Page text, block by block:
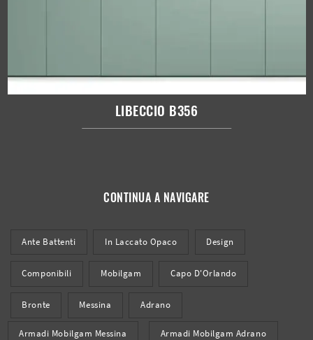
LIBECCIO B356
CONTINUA A NAVIGARE
Ante Battenti In Laccato Opaco Design
Componibili Mobilgam Capo D'Orlando
Bronte Messina Adrano
Armadi Mobilgam Messina Armadi Mobilgam Adrano